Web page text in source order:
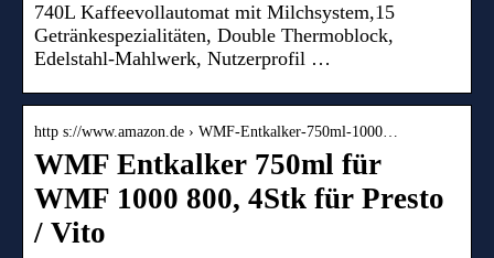
740L Kaffeevollautomat mit Milchsystem,15
Getränkespezialitäten, Double Thermoblock,
Edelstahl-Mahlwerk, Nutzerprofil …
http s://www.amazon.de › WMF-Entkalker-750ml-1000…
WMF Entkalker 750ml für
WMF 1000 800, 4Stk für Presto
/ Vito